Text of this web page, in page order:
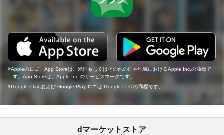
Appleのロゴ、App Storeは、米国もしくはその他の国や地域におけるApple Inc.の商標で
す。App Storeは、Apple Inc.のサービスマークです。
Google Play および Google Play ロゴは Google LLC の商標です。
dマーケットストア